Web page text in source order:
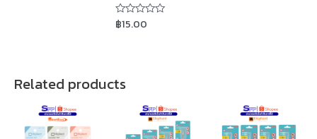
Rated
0
฿15.00
Related products